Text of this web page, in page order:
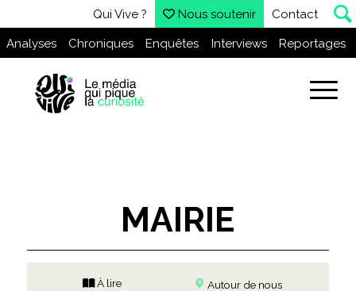
Qui Vive ? Nous soutenir Contact
Analyses Chroniques Enquêtes Interviews Reportages
MAIRIE
À lire
Autour de nous